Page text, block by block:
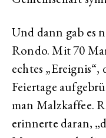
Und dann gab es
Rondo. Mit 70
echtes
Feiertage
man Malzkaffee.
erinnerte daran,